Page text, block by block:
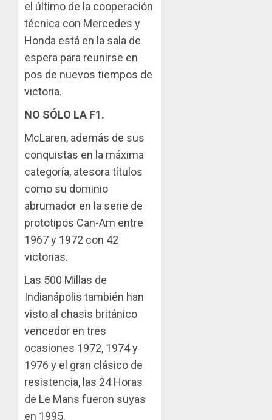
el último de la cooperación
técnica con Mercedes y
Honda está en la sala de
espera para reunirse en
pos de nuevos tiempos de
victoria.
NO SÓLO LA F1.
McLaren, además de sus
conquistas en la máxima
categoría, atesora títulos
como su dominio
abrumador en la serie de
prototipos Can-Am entre
1967 y 1972 con 42
victorias.
Las 500 Millas de
Indianápolis también han
visto al chasis británico
vencedor en tres
ocasiones 1972, 1974 y
1976 y el gran clásico de
resistencia, las 24 Horas
de Le Mans fueron suyas
en 1995.